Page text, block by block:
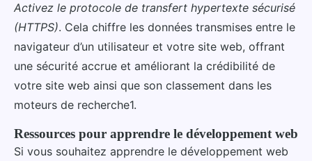
Activez le protocole de transfert hypertexte sécurisé
(HTTPS). Cela chiffre les données transmises entre le
navigateur d’un utilisateur et votre site web, offrant
une sécurité accrue et améliorant la crédibilité de
votre site web ainsi que son classement dans les
moteurs de recherche1.
Ressources pour apprendre le développement web
Si vous souhaitez apprendre le développement web